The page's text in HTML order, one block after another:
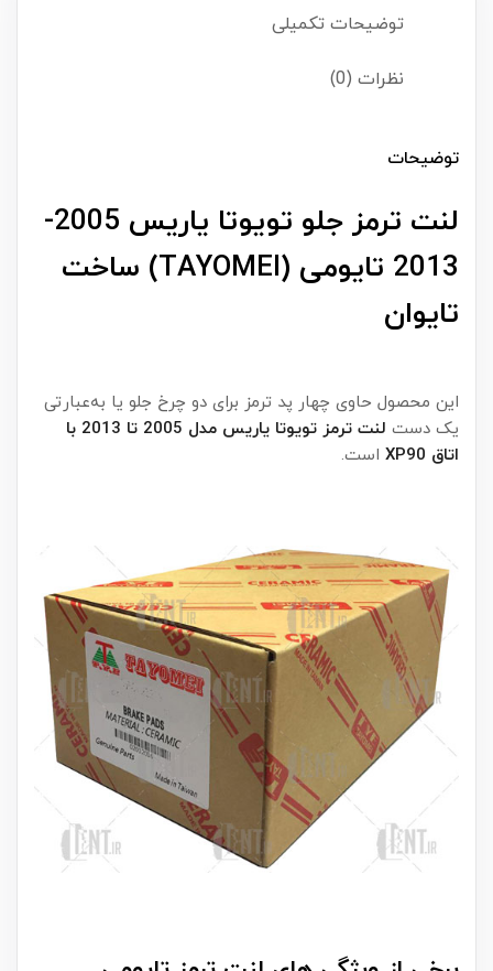
توضیحات تکمیلی
نظرات (0)
توضیحات
لنت ترمز جلو تویوتا یاریس 2005-
2013 تایومی (TAYOMEI) ساخت
تایوان
این محصول حاوی چهار پد ترمز برای دو چرخ جلو یا به‌عبارتی
یک دست
لنت ترمز تویوتا یاریس مدل 2005 تا 2013 با
اتاق XP90
است.